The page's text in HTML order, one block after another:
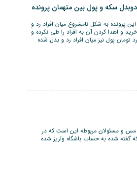
سکه و پول بین متهمان پرونده
استان کرمان گفت: حدوداً ۱۰۰ سکه در این پرونده به شکل نامشروع میان افراد رد و
و اهدا کردن آن به افراد را طی نکرده و
پول نیز میان افراد رد و بدل شده
و مسئولان مربوطه این است که در
شده به حساب باشگاه واریز شده